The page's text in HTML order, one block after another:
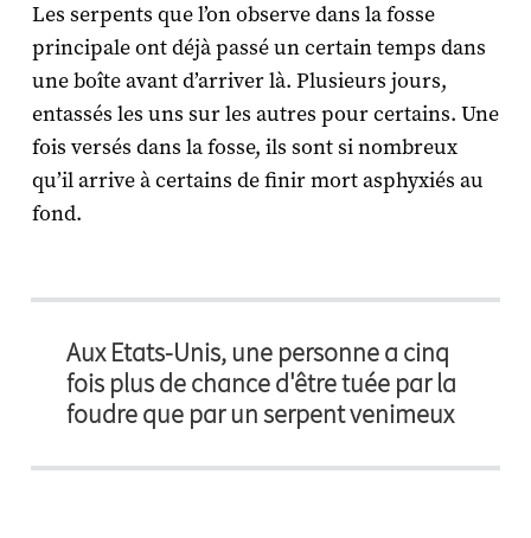
Les serpents que l’on observe dans la fosse
principale ont déjà passé un certain temps dans
une boîte avant d’arriver là. Plusieurs jours,
entassés les uns sur les autres pour certains. Une
fois versés dans la fosse, ils sont si nombreux
qu’il arrive à certains de finir mort asphyxiés au
fond.
Aux Etats-Unis, une personne a cinq
fois plus de chance d'être tuée par la
foudre que par un serpent venimeux